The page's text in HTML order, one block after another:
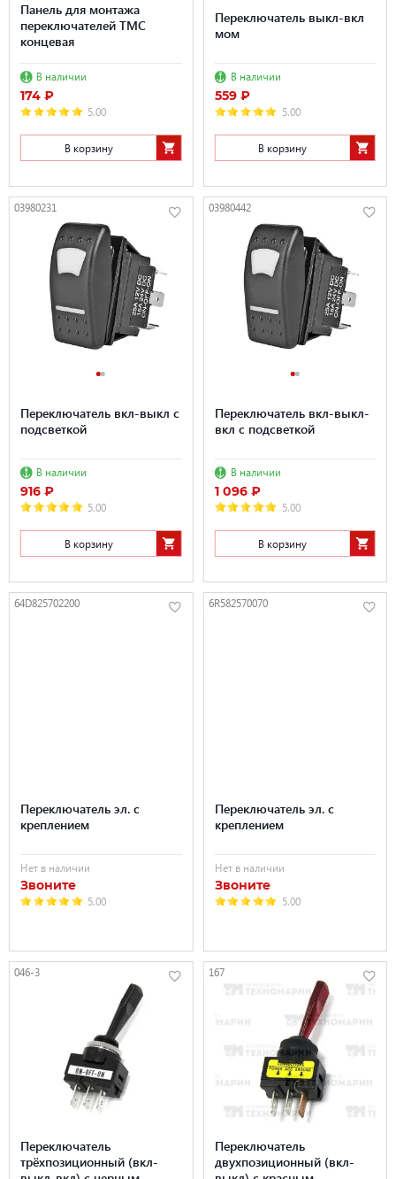
Панель для монтажа
переключателей TMC
концевая
В наличии
174 ₽
5.00
В корзину
Переключатель выкл-вкл
мом
В наличии
559 ₽
5.00
В корзину
03980231
Переключатель вкл-выкл с
подсветкой
В наличии
916 ₽
5.00
В корзину
03980442
Переключатель вкл-выкл-
вкл с подсветкой
В наличии
1 096 ₽
5.00
В корзину
64D825702200
Переключатель эл. с
креплением
Нет в наличии
Звоните
5.00
6R582570070
Переключатель эл. с
креплением
Нет в наличии
Звоните
5.00
046-3
Переключатель
трёхпозиционный (вкл-
167
Переключатель
двухпозиционный (вкл-